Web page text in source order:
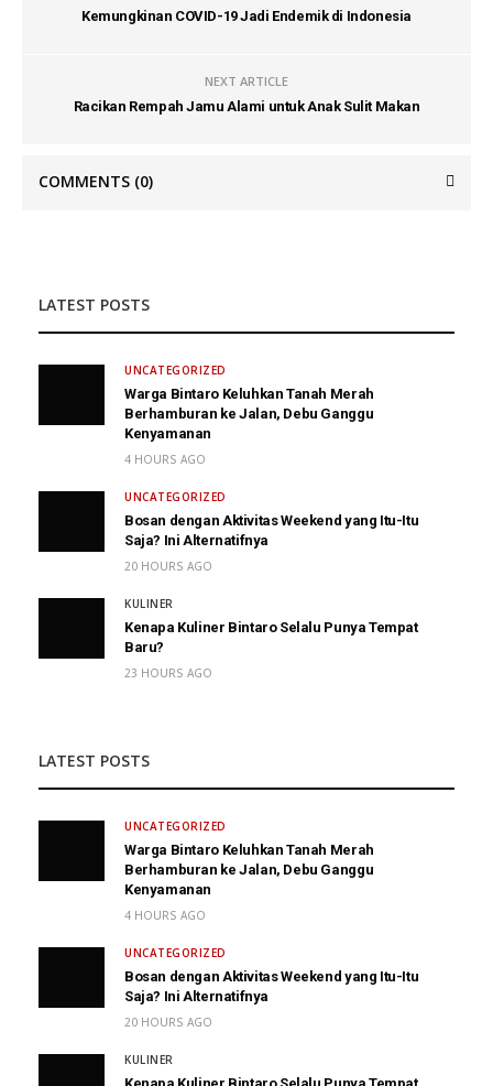
Kemungkinan COVID-19 Jadi Endemik di Indonesia
NEXT ARTICLE
Racikan Rempah Jamu Alami untuk Anak Sulit Makan
COMMENTS (0)
LATEST POSTS
UNCATEGORIZED
Warga Bintaro Keluhkan Tanah Merah
Berhamburan ke Jalan, Debu Ganggu
Kenyamanan
4 HOURS AGO
UNCATEGORIZED
Bosan dengan Aktivitas Weekend yang Itu-Itu
Saja? Ini Alternatifnya
20 HOURS AGO
KULINER
Kenapa Kuliner Bintaro Selalu Punya Tempat
Baru?
23 HOURS AGO
LATEST POSTS
UNCATEGORIZED
Warga Bintaro Keluhkan Tanah Merah
Berhamburan ke Jalan, Debu Ganggu
Kenyamanan
4 HOURS AGO
UNCATEGORIZED
Bosan dengan Aktivitas Weekend yang Itu-Itu
Saja? Ini Alternatifnya
20 HOURS AGO
KULINER